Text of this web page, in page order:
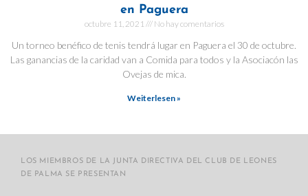
en Paguera
octubre 11, 2021 No hay comentarios
Un torneo benéfico de tenis tendrá lugar en Paguera el 30 de octubre.
Las ganancias de la caridad van a Comida para todos y la Asociacón las
Ovejas de mica.
Weiterlesen »
LOS MIEMBROS DE LA JUNTA DIRECTIVA DEL CLUB DE LEONES
DE PALMA SE PRESENTAN